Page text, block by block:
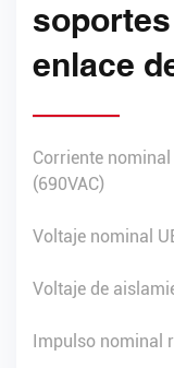
enlace
Corriente nominal
(690VAC)
Voltaje nominal
Voltaje de
Impulso nominal